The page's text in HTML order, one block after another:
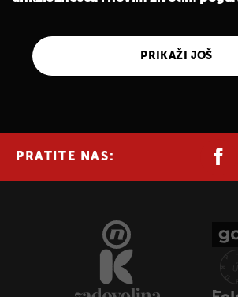
PRIKAŽI JOŠ
PRATITE NAS: